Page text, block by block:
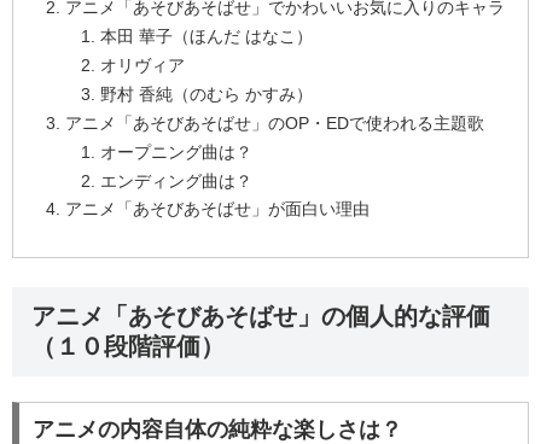
アニメ「あそびあそばせ」でかわいいお気に入りのキャラ
本田 華子（ほんだ はなこ）
オリヴィア
野村 香純（のむら かすみ）
アニメ「あそびあそばせ」のOP・EDで使われる主題歌
オープニング曲は？
エンディング曲は？
アニメ「あそびあそばせ」が面白い理由
アニメ「あそびあそばせ」の個人的な評価
（１０段階評価）
アニメの内容自体の純粋な楽しさは？